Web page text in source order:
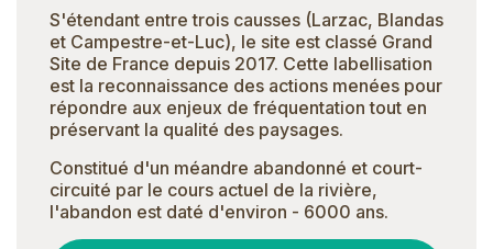
S'étendant entre trois causses (Larzac, Blandas
et Campestre-et-Luc), le site est classé Grand
Site de France depuis 2017. Cette labellisation
est la reconnaissance des actions menées pour
répondre aux enjeux de fréquentation tout en
préservant la qualité des paysages.
Constitué d'un méandre abandonné et court-
circuité par le cours actuel de la rivière,
l'abandon est daté d'environ - 6000 ans.